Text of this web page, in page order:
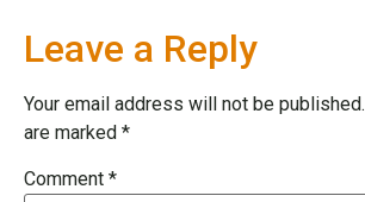
Leave a Reply
Your email address will not be published.
are marked *
Comment *